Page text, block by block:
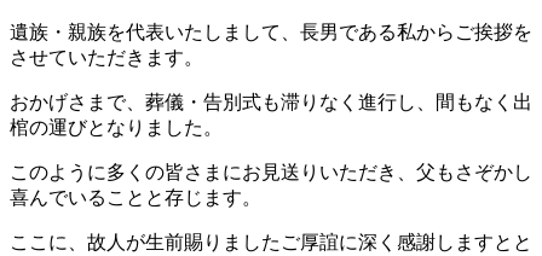
遺族・親族を代表いたしまして、長男である私からご挨拶を
させていただきます。
おかげさまで、葬儀・告別式も滞りなく進行し、間もなく出
棺の運びとなりました。
このように多くの皆さまにお見送りいただき、父もさぞかし
喜んでいることと存じます。
ここに、故人が生前賜りましたご厚誼に深く感謝しますとと